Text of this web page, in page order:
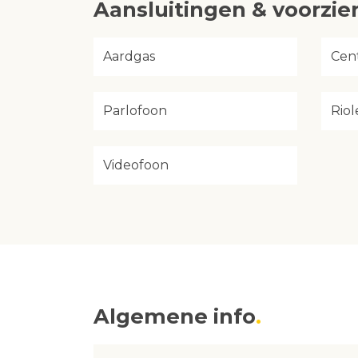
Aansluitingen &
Aardgas
Parlofoon
Videofoon
Algemene info